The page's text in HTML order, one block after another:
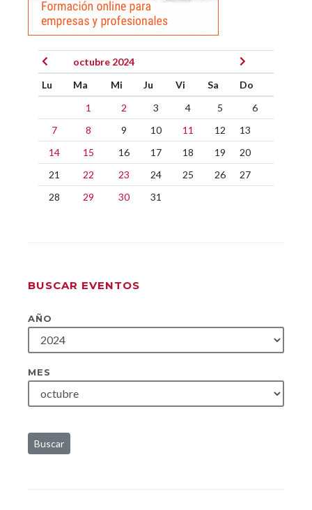
octubre 2024
Lu
Ma Mi Ju Vi Sa
Do
1
2 3 4 5
6
7
8 9 10 11 12
13
14
15 16 17 18 19
20
21
22 23 24 25 26
27
28
29 30 31
BUSCAR EVENTOS
AÑO
MES
Buscar